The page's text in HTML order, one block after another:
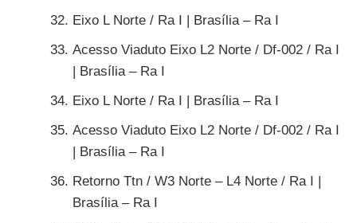
Eixo L Norte / Ra I | Brasília – Ra I
Acesso Viaduto Eixo L2 Norte / Df-002 / Ra I
| Brasília – Ra I
Eixo L Norte / Ra I | Brasília – Ra I
Acesso Viaduto Eixo L2 Norte / Df-002 / Ra I
| Brasília – Ra I
Retorno Ttn / W3 Norte – L4 Norte / Ra I |
Brasília – Ra I